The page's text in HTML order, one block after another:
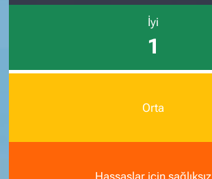
İyi
1
Orta
Hassaslar için sağlıksız